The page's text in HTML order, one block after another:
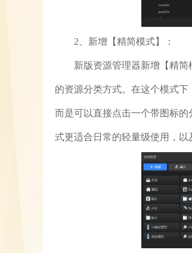
2、新增【精简模式】：
新版资源管理器新增【精
的资源分类方式。在这个模式
而是可以直接点击一个带图标
式更适合日常的轻量级使用，以